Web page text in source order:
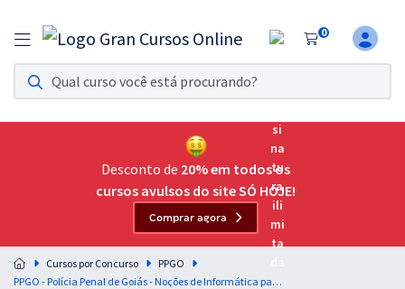
0
Assinatura Ilimitada 11
Acesso a todos os cursos. Teste grátis por 7 dias!
Assinatura OAB Até Passar
Acesso ilimitado a toda preparação para o Exame da
Residências Multiprofissionais
Preparação completa e intensiva para as principais
residências em saúde do Brasil
Desconto de 20% em todos os
cursos avulsos do site SÓ HOJE!
Comprar agora
Cursos por Concurso
PPGO
PPGO - Polícia Penal de Goiás - Noções de Informática para o Cargo: Policial Penal - Professor: Maurício Franceschini